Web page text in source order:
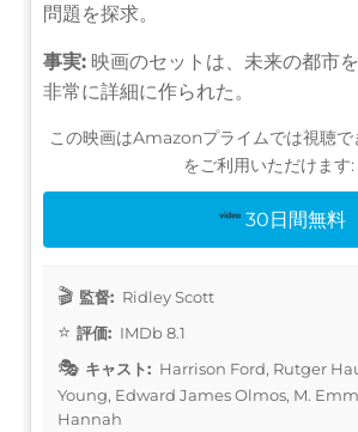
問題を探求。
事実: 映画のセットは、未来の都市
非常に詳細に作られた。
この映画はAmazonプライムでは視聴で
をご利用いただけます:
30日間無料
監督: Ridley Scott
評価: IMDb 8.1
キャスト: Harrison Ford, Rutger
Young, Edward James Olmos, M.
Hannah